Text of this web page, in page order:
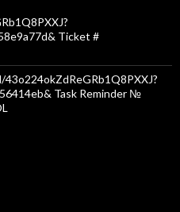
Ticket #
Task Reminder №